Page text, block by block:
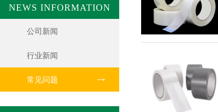
NEWS INFORMATION
公司新闻
行业新闻
常见问题